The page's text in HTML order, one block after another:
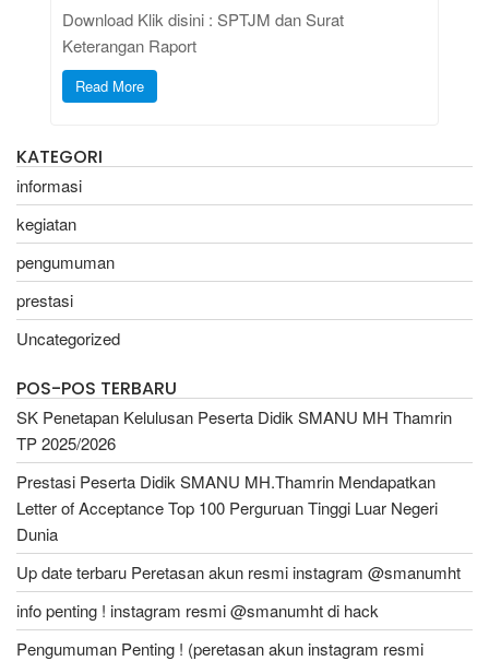
Download Klik disini : SPTJM dan Surat
Keterangan Raport
Read More
KATEGORI
informasi
kegiatan
pengumuman
prestasi
Uncategorized
POS-POS TERBARU
SK Penetapan Kelulusan Peserta Didik SMANU MH Thamrin
TP 2025/2026
Prestasi Peserta Didik SMANU MH.Thamrin Mendapatkan
Letter of Acceptance Top 100 Perguruan Tinggi Luar Negeri
Dunia
Up date terbaru Peretasan akun resmi instagram @smanumht
info penting ! instagram resmi @smanumht di hack
Pengumuman Penting ! (peretasan akun instagram resmi